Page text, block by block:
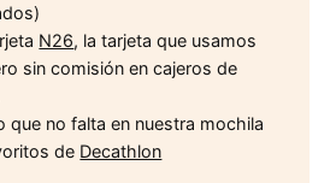
N26, la tarjeta que usamos
sin comisión en cajeros de
que no falta en nuestra mochila
de Decathlon